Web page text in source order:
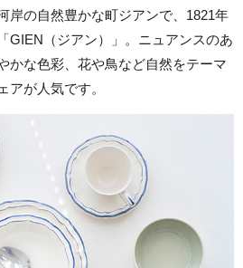
岸の自然豊かな町ジアンで、1821年
GIEN（ジアン）」。ニュアンスのあ
かな色彩、花や鳥など自然をテーマ
アが人気です。